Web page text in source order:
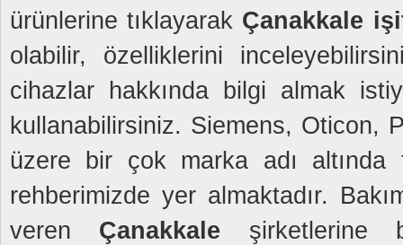
ürünlerine tıklayarak Çanakkale
olabilir, özelliklerini
cihazlar hakkında bilgi almak
kullanabilirsiniz. Siemens, Oticon,
üzere bir çok marka adı altında
rehberimizde yer almaktadır.
veren Çanakkale şirketlerine